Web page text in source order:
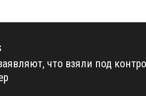
что взяли под